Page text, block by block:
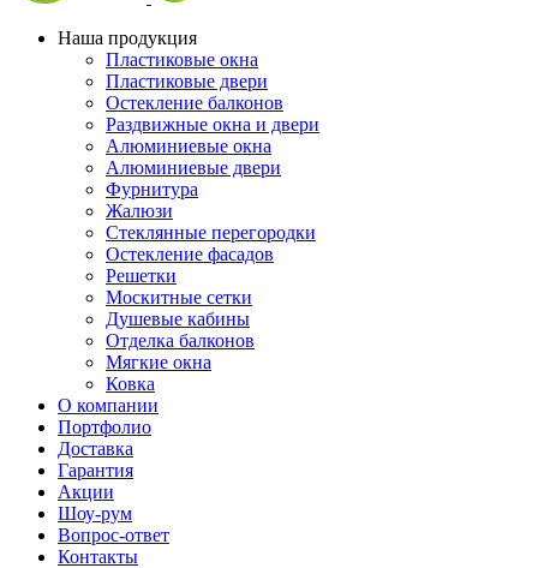
Наша продукция
Пластиковые окна
Пластиковые двери
Остекление балконов
Раздвижные окна и двери
Алюминиевые окна
Алюминиевые двери
Фурнитура
Жалюзи
Стеклянные перегородки
Остекление фасадов
Решетки
Москитные сетки
Душевые кабины
Отделка балконов
Мягкие окна
Ковка
О компании
Портфолио
Доставка
Гарантия
Акции
Шоу-рум
Вопрос-ответ
Контакты